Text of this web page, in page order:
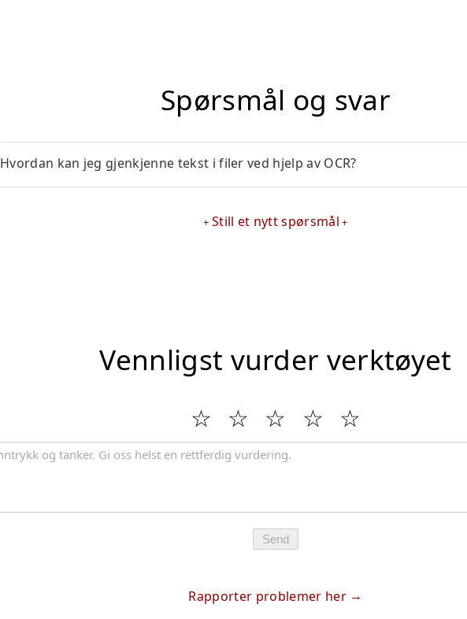
Spørsmål og svar
Hvordan kan jeg gjenkjenne tekst i filer ved hjelp av OCR?
Still et nytt spørsmål
Vennligst vurder verktøyet
Send
Rapporter problemer her